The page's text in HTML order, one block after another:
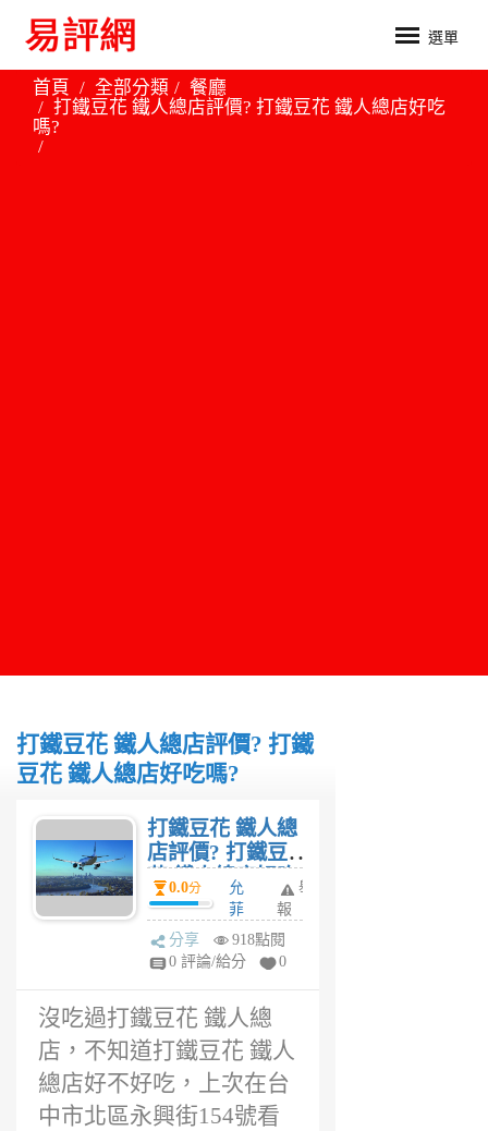
選單
首頁 全部分類
餐廳
打鐵豆花 鐵人總店評價? 打鐵豆花 鐵人總店好吃
嗎?
打鐵豆花 鐵人總店評價? 打鐵
豆花 鐵人總店好吃嗎?
打鐵豆花 鐵人總
店評價? 打鐵豆
花 鐵人總店好吃
嗎?
0.0分
允
菲
6
年
舉
報
分享
918點閱
0 評論/給分
0
沒吃過打鐵豆花 鐵人總
店，不知道打鐵豆花 鐵人
總店好不好吃，上次在台
中市北區永興街154號看